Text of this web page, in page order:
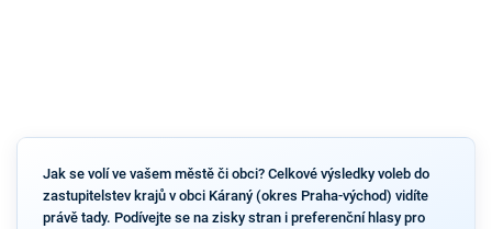
Jak se volí ve vašem městě či obci? Celkové výsledky voleb do
zastupitelstev krajů v obci Káraný (okres Praha-východ) vidíte
právě tady. Podívejte se na zisky stran i preferenční hlasy pro